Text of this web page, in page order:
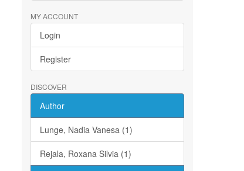
MY ACCOUNT
Login
Register
DISCOVER
Author
Lunge, Nadia Vanesa (1)
Rejala, Roxana Silvia (1)